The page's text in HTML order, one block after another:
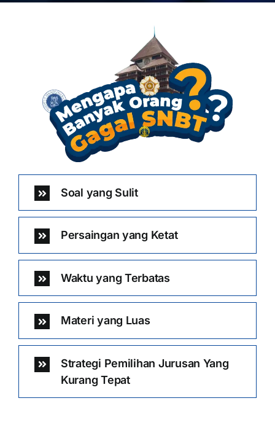
Soal yang Sulit
Persaingan yang Ketat
Waktu yang Terbatas
Materi yang Luas
Strategi Pemilihan Jurusan Yang
Kurang Tepat